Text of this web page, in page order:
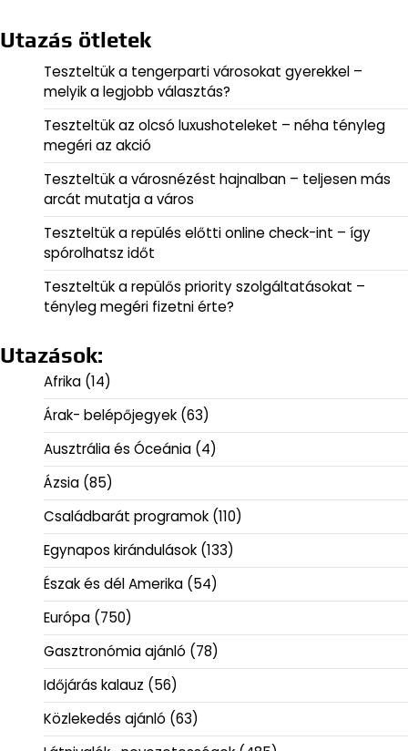
Utazás ötletek
Teszteltük a tengerparti városokat gyerekkel –
melyik a legjobb választás?
Teszteltük az olcsó luxushoteleket – néha tényleg
megéri az akció
Teszteltük a városnézést hajnalban – teljesen más
arcát mutatja a város
Teszteltük a repülés előtti online check-int – így
spórolhatsz időt
Teszteltük a repülős priority szolgáltatásokat –
tényleg megéri fizetni érte?
Utazások:
Afrika (14)
Árak- belépőjegyek (63)
Ausztrália és Óceánia (4)
Ázsia (85)
Családbarát programok (110)
Egynapos kirándulások (133)
Észak és dél Amerika (54)
Európa (750)
Gasztronómia ajánló (78)
Időjárás kalauz (56)
Közlekedés ajánló (63)